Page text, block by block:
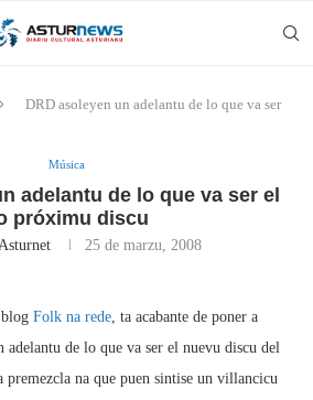
DRD asoleyen un adelantu de lo que va ser
Música
adelantu de lo que va ser el
próximu discu
25 de marzu, 2008
Folk na rede, ta acabante de poner a
de lo que va ser el nuevu discu del
na que puen sintise un villancicu